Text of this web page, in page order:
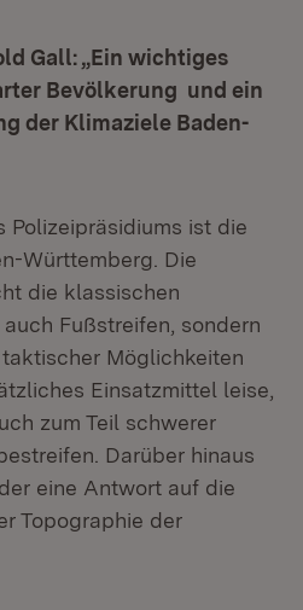
Gall: „Ein wichtiges
Bevölkerung und ein
der Klimaziele Baden-
Polizeipräsidiums ist die
Württemberg. Die
die klassischen
Fußstreifen, sondern
Möglichkeiten
Einsatzmittel leise,
zum Teil schwerer
Darüber hinaus
eine Antwort auf die
Topographie der